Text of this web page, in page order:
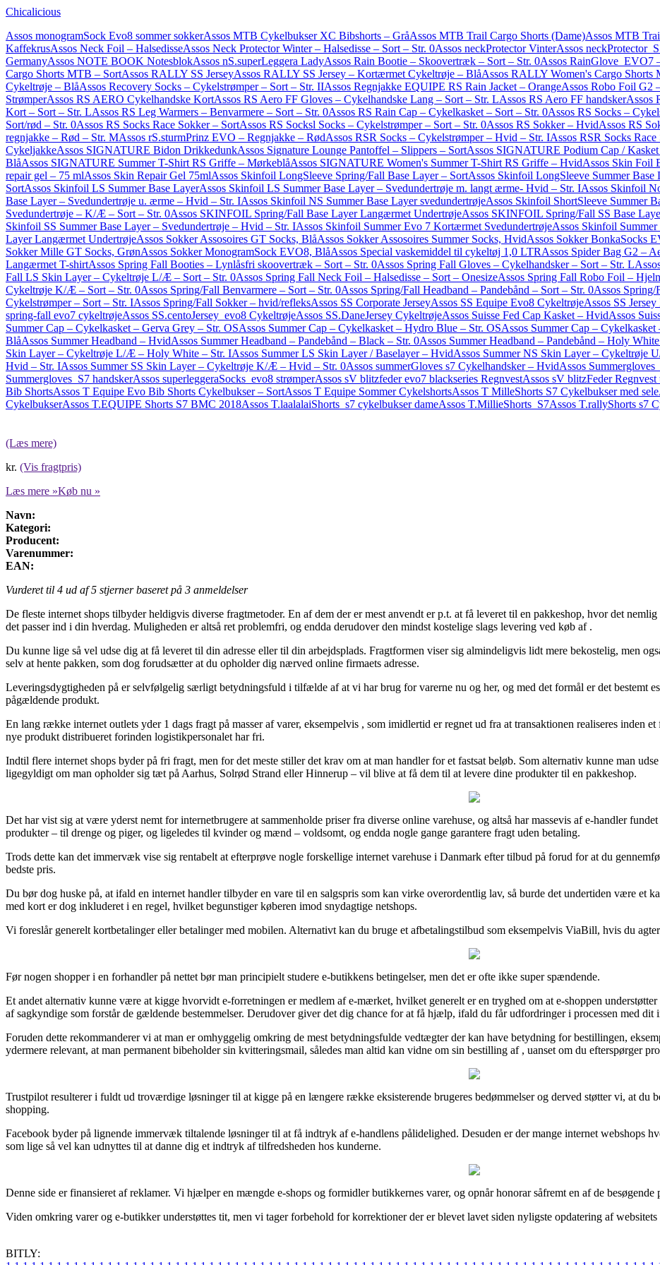
Chicalicious
Assos monogramSock Evo8 sommer sokkerAssos MTB Cykelbukser XC Bibshorts – GråAssos MTB Trail Cargo Shorts (Dame)Assos MTB
KaffekrusAssos Neck Foil – HalsedisseAssos Neck Protector Winter – Halsedisse – Sort – Str. 0Assos neckProtector VinterAssos
GermanyAssos NOTE BOOK NotesblokAssos nS.superLeggera LadyAssos Rain Bootie – Skoovertræk – Sort – Str. 0Assos RainGlove_EVO7
Cargo Shorts MTB – SortAssos RALLY SS JerseyAssos RALLY SS Jersey – Kortærmet Cykeltrøje – BlåAssos RALLY Women's Cargo Shorts
Cykeltrøje – BlåAssos Recovery Socks – Cykelstrømper – Sort – Str. IIAssos Regnjakke EQUIPE RS Rain Jacket – OrangeAssos Robo Foil G2
StrømperAssos RS AERO Cykelhandske KortAssos RS Aero FF Gloves – Cykelhandske Lang – Sort – Str. LAssos RS Aero FF handskerAssos
Kort – Sort – Str. LAssos RS Leg Warmers – Benvarmere – Sort – Str. 0Assos RS Rain Cap – Cykelkasket – Sort – Str. 0Assos RS Socks –
Sort/rød – Str. 0Assos RS Socks Race Sokker – SortAssos RS Socksl Socks – Cykelstrømper – Sort – Str. 0Assos RS Sokker – HvidAssos RS
regnjakke – Rød – Str. MAssos rS.sturmPrinz EVO – Regnjakke – RødAssos RSR Socks – Cykelstrømper – Hvid – Str. IAssos RSR Socks
CykeljakkeAssos SIGNATURE Bidon DrikkedunkAssos Signature Lounge Pantoffel – Slippers – SortAssos SIGNATURE Podium Cap / Kasket
BlåAssos SIGNATURE Summer T-Shirt RS Griffe – MørkeblåAssos SIGNATURE Women's Summer T-Shirt RS Griffe – HvidAssos Skin Foil
repair gel – 75 mlAssos Skin Repair Gel 75mlAssos Skinfoil LongSleeve Spring/Fall Base Layer – SortAssos Skinfoil LongSleeve Summer Base
SortAssos Skinfoil LS Summer Base LayerAssos Skinfoil LS Summer Base Layer – Svedundertrøje m. langt ærme- Hvid – Str. IAssos Skinfoil
Base Layer – Svedundertrøje u. ærme – Hvid – Str. IAssos Skinfoil NS Summer Base Layer svedundertrøjeAssos Skinfoil ShortSleeve Summer
Svedundertrøje – K/Æ – Sort – Str. 0Assos SKINFOIL Spring/Fall Base Layer Langærmet UndertrøjeAssos SKINFOIL Spring/Fall SS Base
Skinfoil SS Summer Base Layer – Svedundertrøje – Hvid – Str. IAssos Skinfoil Summer Evo 7 Kortærmet SvedundertrøjeAssos Skinfoil
Layer Langærmet UndertrøjeAssos Sokker Assosoires GT Socks, BlåAssos Sokker Assosoires Summer Socks, HvidAssos Sokker BonkaSocks
Sokker Mille GT Socks, GrønAssos Sokker MonogramSock EVO8, BlåAssos Special vaskemiddel til cykeltøj 1,0 LTRAssos Spider Bag G2 –
Langærmet T-shirtAssos Spring Fall Booties – Lynlåsfri skoovertræk – Sort – Str. 0Assos Spring Fall Gloves – Cykelhandsker – Sort – Str. L
Fall LS Skin Layer – Cykeltrøje L/Æ – Sort – Str. 0Assos Spring Fall Neck Foil – Halsedisse – Sort – OnesizeAssos Spring Fall Robo Foil –
Cykeltrøje K/Æ – Sort – Str. 0Assos Spring/Fall Benvarmere – Sort – Str. 0Assos Spring/Fall Headband – Pandebånd – Sort – Str. 0Assos
Cykelstrømper – Sort – Str. IAssos Spring/Fall Sokker – hvid/refleksAssos SS Corporate JerseyAssos SS Equipe Evo8 CykeltrøjeAssos SS
spring-fall evo7 cykeltrøjeAssos SS.centoJersey_evo8 CykeltrøjeAssos SS.DaneJersey CykeltrøjeAssos Suisse Fed Cap Kasket – HvidAssos
Summer Cap – Cykelkasket – Gerva Grey – Str. OSAssos Summer Cap – Cykelkasket – Hydro Blue – Str. OSAssos Summer Cap –
BlåAssos Summer Headband – HvidAssos Summer Headband – Pandebånd – Black – Str. 0Assos Summer Headband – Pandebånd – Holy
Skin Layer – Cykeltrøje L/Æ – Holy White – Str. IAssos Summer LS Skin Layer / Baselayer – HvidAssos Summer NS Skin Layer – Cykeltrøje
Hvid – Str. IAssos Summer SS Skin Layer – Cykeltrøje K/Æ – Hvid – Str. 0Assos summerGloves s7 Cykelhandsker – HvidAssos
Summergloves_S7 handskerAssos superleggeraSocks_evo8 strømperAssos sV blitzfeder evo7 blackseries RegnvestAssos sV blitzFeder
Bib ShortsAssos T Equipe Evo Bib Shorts Cykelbukser – SortAssos T Equipe Sommer CykelshortsAssos T MilleShorts S7 Cykelbukser med sele
CykelbukserAssos T.EQUIPE Shorts S7 BMC 2018Assos T.laalalaiShorts_s7 cykelbukser dameAssos T.MillieShorts_S7Assos T.rallyShorts s7
(Læs mere)
kr. (Vis fragtpris)
Læs mere »Køb nu »
Navn:
Kategori:
Producent:
Varenummer:
EAN:
Vurderet til 4 ud af 5 stjerner baseret på 3 anmeldelser
De fleste internet shops tilbyder heldigvis diverse fragtmetoder. En af dem der er mest anvendt er p.t. at få leveret til en pakkeshop, hvor det
det passer ind i din hverdag. Muligheden er altså ret problemfri, og endda derudover den mindst kostelige slags levering ved køb af .
Du kunne lige så vel udse dig at få leveret til din adresse eller til din arbejdsplads. Fragtformen viser sig almindeligvis lidt mere bekostelig, men
selv at hente pakken, som dog forudsætter at du opholder dig nærved online firmaets adresse.
Leveringsdygtigheden på er selvfølgelig særligt betydningsfuld i tilfælde af at vi har brug for varerne nu og her, og med det formål er det bestemt
pågældende produkt.
En lang række internet outlets yder 1 dags fragt på masser af varer, eksempelvis , som imidlertid er regnet ud fra at transaktionen realiseres inden
nye produkt distribueret forinden logistikpersonalet har fri.
Indtil flere internet shops byder på fri fragt, men for det meste stiller det krav om at man handler for et fastsat beløb. Som alternativ kunne man
ligegyldigt om man opholder sig tæt på Aarhus, Solrød Strand eller Hinnerup – vil blive at få dem til at levere dine produkter til en pakkeshop.
Det har vist sig at være yderst nemt for internetbrugere at sammenholde priser fra diverse online varehuse, og altså har massevis af e-handler
produkter – til drenge og piger, og ligeledes til kvinder og mænd – voldsomt, og endda nogle gange garantere fragt uden betaling.
Trods dette kan det immervæk vise sig rentabelt at efterprøve nogle forskellige internet varehuse i Danmark efter tilbud på forud for at du
bedste pris.
Du bør dog huske på, at ifald en internet handler tilbyder en vare til en salgspris som kan virke overordentlig lav, så burde det undertiden være et
med kort er dog inkluderet i en regel, hvilket begunstiger køberen imod snydagtige netshops.
Vi foreslår generelt kortbetalinger eller betalinger med mobilen. Alternativt kan du bruge et afbetalingstilbud som eksempelvis ViaBill, hvis du
Før nogen shopper i en forhandler på nettet bør man principielt studere e-butikkens betingelser, men det er ofte ikke super spændende.
Et andet alternativ kunne være at kigge hvorvidt e-forretningen er medlem af e-mærket, hvilket generelt er en tryghed om at e-shoppen
af sagkyndige som forstår de gældende bestemmelser. Derudover giver det dig chance for at få hjælp, ifald du får udfordringer i processen med dit
Foruden dette rekommanderer vi at man er omhyggelig omkring de mest betydningsfulde vedtægter der kan have betydning for bestillingen,
ydermere relevant, at man permanent bibeholder sin kvitteringsmail, således man altid kan vidne om sin bestilling af , uanset om du efterspørger
Trustpilot resulterer i fuldt ud troværdige løsninger til at kigge på en længere række eksisterende brugeres bedømmelser og derved støtter vi, at
shopping.
Facebook byder på lignende immervæk tiltalende løsninger til at få indtryk af e-handlens pålidelighed. Desuden er der mange internet webshops
som lige så vel kan udnyttes til at danne dig et indtryk af tilfredsheden hos kunderne.
Denne side er finansieret af reklamer. Vi hjælper en mængde e-shops og formidler butikkernes varer, og opnår honorar såfremt en af de besøgende
Viden omkring varer og e-butikker understøttes tit, men vi tager forbehold for korrektioner der er blevet lavet siden nyligste opdatering af websitets
BITLY: